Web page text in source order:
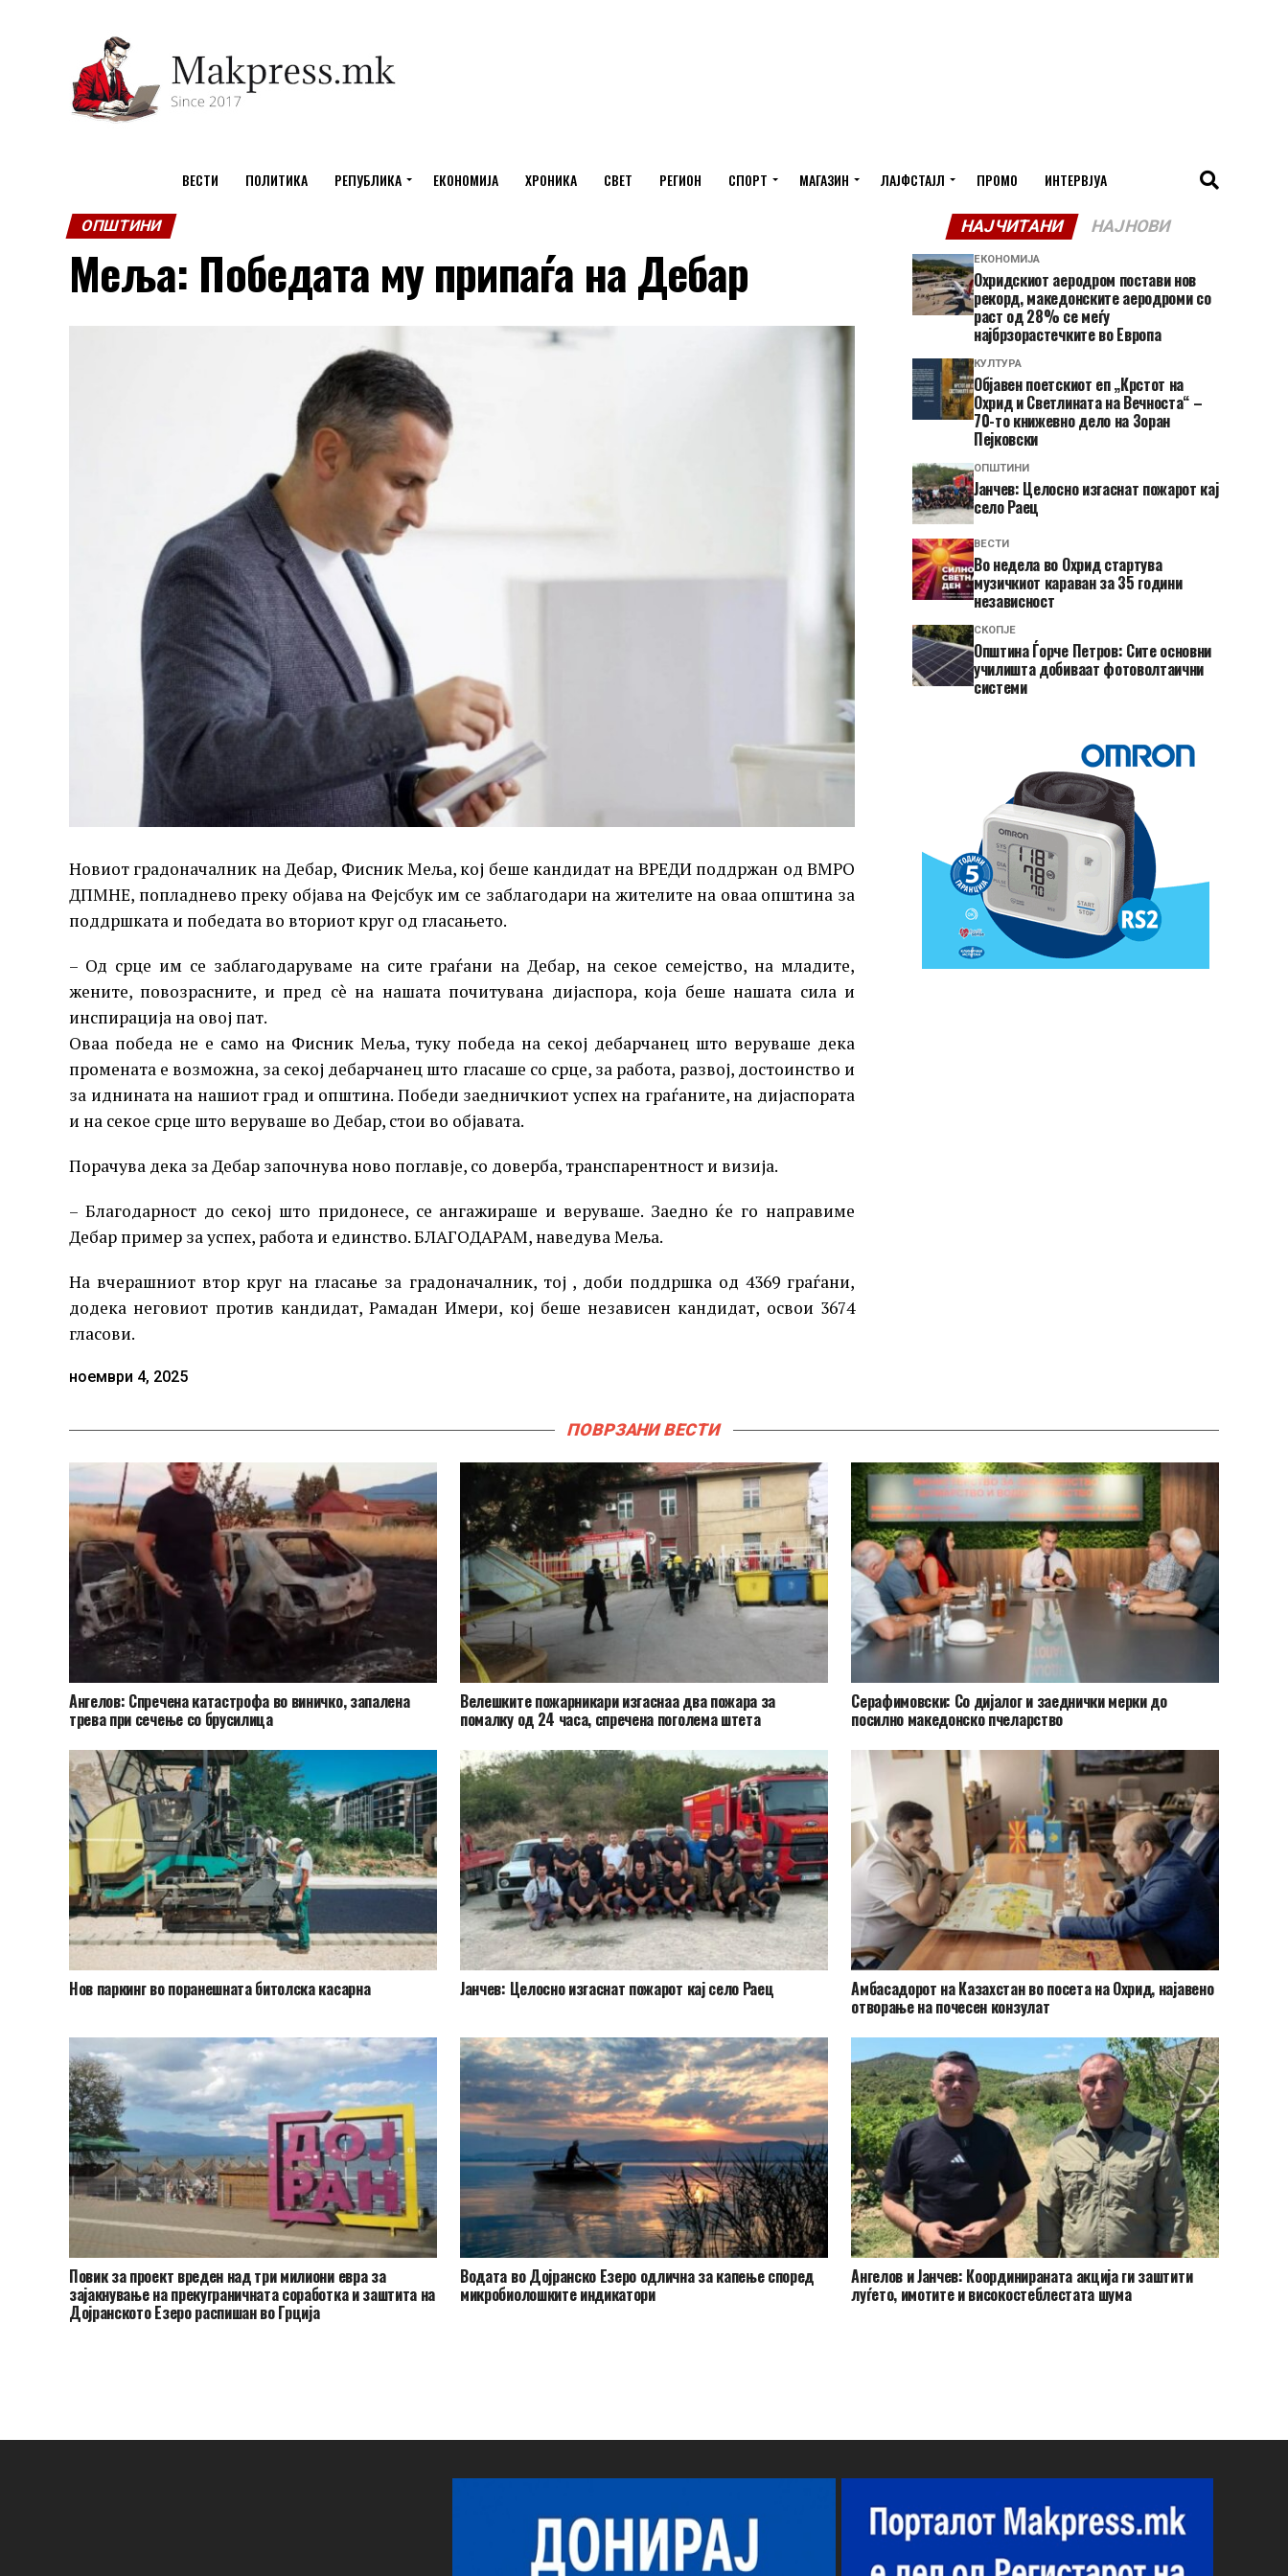
ВЕСТИ ПОЛИТИКА РЕПУБЛИКА ЕКОНОМИЈА ХРОНИКА СВЕТ РЕГИОН СПОРТ МАГАЗИН ЛАЈФСТАЈЛ ПРОМО ИНТЕРВЈУА
ОПШТИНИ
Меља: Победата му припаѓа на Дебар
Новиот градоначалник на Дебар, Фисник Меља, кој беше кандидат на ВРЕДИ поддржан од ВМРО
ДПМНЕ, попладнево преку објава на Фејсбук им се заблагодари на жителите на оваа општина за
поддршката и победата во вториот круг од гласањето.
– Од срце им се заблагодаруваме на сите граѓани на Дебар, на секое семејство, на младите,
жените, повозрасните, и пред сè на нашата почитувана дијаспора, која беше нашата сила и
инспирација на овој пат.
Оваа победа не е само на Фисник Меља, туку победа на секој дебарчанец што веруваше дека
промената е возможна, за секој дебарчанец што гласаше со срце, за работа, развој, достоинство и
за иднината на нашиот град и општина. Победи заедничкиот успех на граѓаните, на дијаспората
и на секое срце што веруваше во Дебар, стои во објавата.
Порачува дека за Дебар започнува ново поглавје, со доверба, транспарентност и визија.
– Благодарност до секој што придонесе, се ангажираше и веруваше. Заедно ќе го направиме
Дебар пример за успех, работа и единство. БЛАГОДАРАМ, наведува Меља.
На вчерашниот втор круг на гласање за градоначалник, тој , доби поддршка од 4369 граѓани,
додека неговиот против кандидат, Рамадан Имери, кој беше независен кандидат, освои 3674
гласови.
ноември 4, 2025
НАЈЧИТАНИ НАЈНОВИ
ЕКОНОМИЈА
Охридскиот аеродром постави нов
рекорд, македонските аеродроми со
раст од 28% се меѓу
најбрзорастечките во Европа
КУЛТУРА
Објавен поетскиот еп „Крстот на
Охрид и Светлината на Вечноста“ –
70-то книжевно дело на Зоран
Пејковски
ОПШТИНИ
Јанчев: Целосно изгаснат пожарот кај
село Раец
ВЕСТИ
Во недела во Охрид стартува
музичкиот караван за 35 години
независност
СКОПЈЕ
Општина Ѓорче Петров: Сите основни
училишта добиваат фотоволтаични
системи
ПОВРЗАНИ ВЕСТИ
Ангелов: Спречена катастрофа во виничко, запалена
трева при сечење со брусилица
Велешките пожарникари изгаснаа два пожара за
помалку од 24 часа, спречена поголема штета
Серафимовски: Со дијалог и заеднички мерки до
посилно македонско пчеларство
Нов паркинг во поранешната битолска касарна Јанчев: Целосно изгаснат пожарот кај село Раец Амбасадорот на Казахстан во посета на Охрид, најавено
отворање на почесен конзулат
Повик за проект вреден над три милиони евра за
зајакнување на прекуграничната соработка и заштита на
Дојранското Езеро распишан во Грција
Водата во Дојранско Езеро одлична за капење според
микробиолошките индикатори
Ангелов и Јанчев: Координираната акција ги заштити
луѓето, имотите и високостеблестата шума